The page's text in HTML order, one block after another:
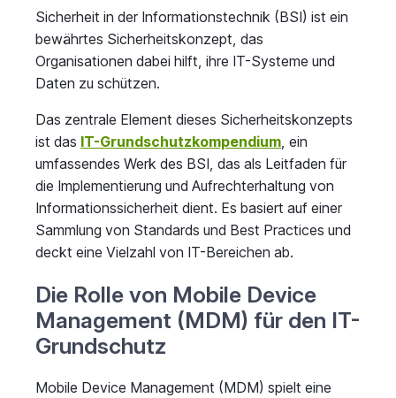
Sicherheit in der Informationstechnik (BSI) ist ein
bewährtes Sicherheitskonzept, das
Organisationen dabei hilft, ihre IT-Systeme und
Daten zu schützen.
Das zentrale Element dieses Sicherheitskonzepts
ist das IT-Grundschutzkompendium , ein
umfassendes Werk des BSI, das als Leitfaden für
die Implementierung und Aufrechterhaltung von
Informationssicherheit dient. Es basiert auf einer
Sammlung von Standards und Best Practices und
deckt eine Vielzahl von IT-Bereichen ab.
Die Rolle von Mobile Device
Management (MDM) für den IT-
Grundschutz
Mobile Device Management (MDM) spielt eine